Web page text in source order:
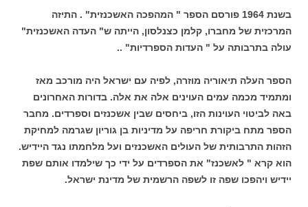
בשנת 1964 פורסם הספר " המהפכה האשכנזית" . התיזה
המרכזית של מחברו, קלמן כצנלסון, הייתה ש" העדה האשכנזית"
עולה בתרבותה על " העדות הספרדיות" ..
הספר העלה תיאוריה מוזרה, לפיה עם ישראל היה מורכב מאז
ומתמיד מכמה עמים העוינים אלה את אלה. בדורות האחרונים
באה לביטוי העוינות הזו, ביחסים שבין אשכנזים וספרדים. מחבר
הספר מתח ביקורת חריפה על מדיניות בן גוריון שגרמה למחיקת
הזהות התרבותית של העולים האשכנזים ועל מלחמתו נגד היידיש.
הוא קרא " לאשכנז" את הספרדים על ידי כך שילמדו אותם שפת
יידיש ויהפכו שפה זו לשפה הרשמית של מדינת ישראל.